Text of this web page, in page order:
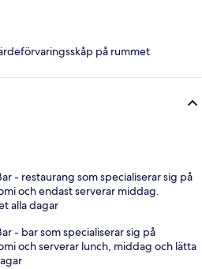
på rummet
- restaurang som specialiserar sig på
och endast serverar middag.
alla dagar
- bar som specialiserar sig på
och serverar lunch, middag och lätta